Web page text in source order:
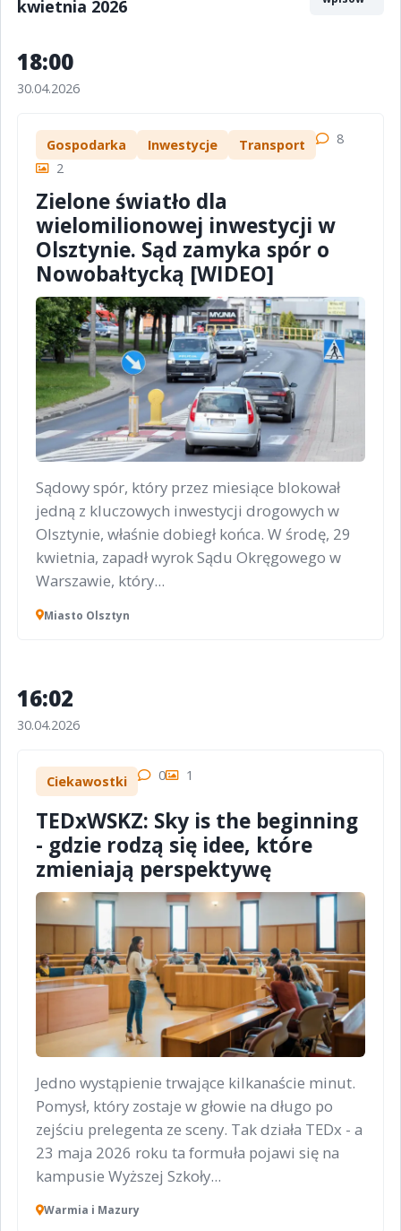
kwietnia 2026
18:00
30.04.2026
Gospodarka Inwestycje Transport
8
2
Zielone światło dla
wielomilionowej inwestycji w
Olsztynie. Sąd zamyka spór o
Nowobałtycką [WIDEO]
Sądowy spór, który przez miesiące blokował
jedną z kluczowych inwestycji drogowych w
Olsztynie, właśnie dobiegł końca. W środę, 29
kwietnia, zapadł wyrok Sądu Okręgowego w
Warszawie, który...
Miasto Olsztyn
16:02
30.04.2026
Ciekawostki 0 1
TEDxWSKZ: Sky is the beginning
- gdzie rodzą się idee, które
zmieniają perspektywę
Jedno wystąpienie trwające kilkanaście minut.
Pomysł, który zostaje w głowie na długo po
zejściu prelegenta ze sceny. Tak działa TEDx - a
23 maja 2026 roku ta formuła pojawi się na
kampusie Wyższej Szkoły...
Warmia i Mazury